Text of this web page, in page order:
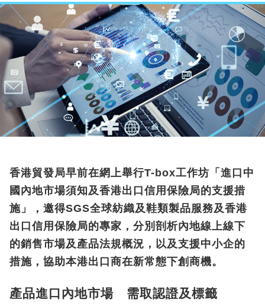
香港貿發局早前在網上舉行T-box工作坊「進口中
國內地市場須知及香港出口信用保險局的支援措
施」，邀得SGS全球紡織及鞋類製品服務及香港
出口信用保險局的專家，分別剖析內地線上線下
的銷售市場及產品法規概況，以及支援中小企的
措施，協助本港出口商在新常態下創商機。
產品進口內地市場 需取認證及標籤